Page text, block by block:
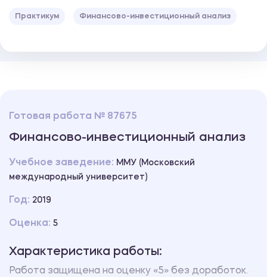
Практикум Финансово-инвестиционный анализ
Готовая работа № 87675
Финансово-инвестиционный анализ
Учебное заведение: ММУ (Московский
международный университет)
Год: 2019
Оценка: 5
Характеристика работы:
Работа защищена на оценку «5» без доработок.